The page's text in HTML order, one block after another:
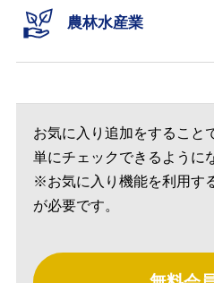
農林水産業
お気に入り追加をすること
単にチェックできるように
※お気に入り機能を利用す
が必要です。